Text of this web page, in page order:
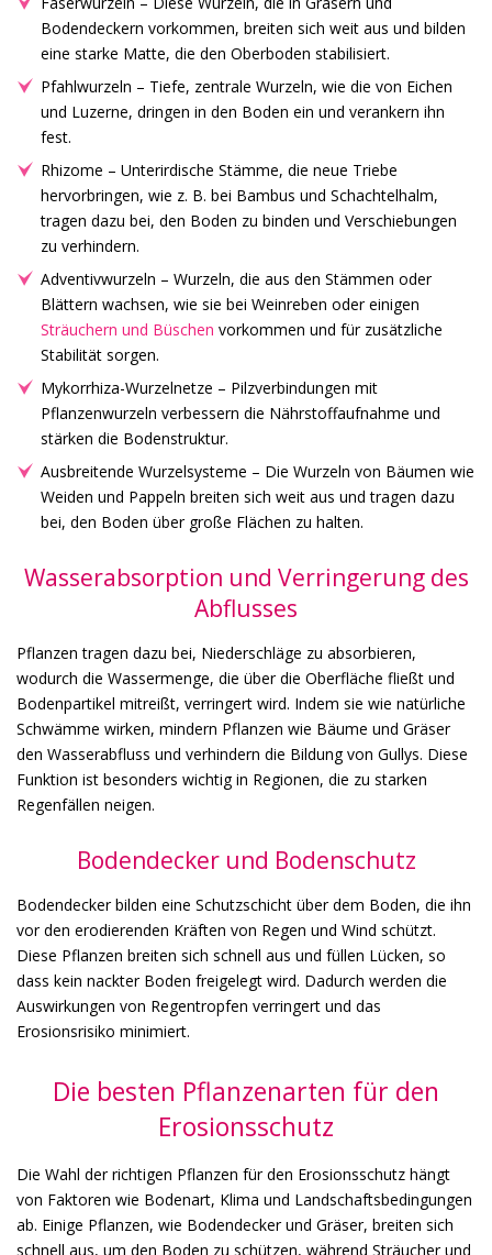
Bodendeckern vorkommen, breiten sich weit aus und bilden
eine starke Matte, die den Oberboden stabilisiert.
Pfahlwurzeln – Tiefe, zentrale Wurzeln, wie die von Eichen
und Luzerne, dringen in den Boden ein und verankern ihn
fest.
Rhizome – Unterirdische Stämme, die neue Triebe
hervorbringen, wie z. B. bei Bambus und Schachtelhalm,
tragen dazu bei, den Boden zu binden und Verschiebungen
zu verhindern.
Adventivwurzeln – Wurzeln, die aus den Stämmen oder
Blättern wachsen, wie sie bei Weinreben oder einigen
Sträuchern und Büschen vorkommen und für zusätzliche
Stabilität sorgen.
Mykorrhiza-Wurzelnetze – Pilzverbindungen mit
Pflanzenwurzeln verbessern die Nährstoffaufnahme und
stärken die Bodenstruktur.
Ausbreitende Wurzelsysteme – Die Wurzeln von Bäumen wie
Weiden und Pappeln breiten sich weit aus und tragen dazu
bei, den Boden über große Flächen zu halten.
Wasserabsorption und Verringerung des
Abflusses
Pflanzen tragen dazu bei, Niederschläge zu absorbieren,
wodurch die Wassermenge, die über die Oberfläche fließt und
Bodenpartikel mitreißt, verringert wird. Indem sie wie natürliche
Schwämme wirken, mindern Pflanzen wie Bäume und Gräser
den Wasserabfluss und verhindern die Bildung von Gullys. Diese
Funktion ist besonders wichtig in Regionen, die zu starken
Regenfällen neigen.
Bodendecker und Bodenschutz
Bodendecker bilden eine Schutzschicht über dem Boden, die ihn
vor den erodierenden Kräften von Regen und Wind schützt.
Diese Pflanzen breiten sich schnell aus und füllen Lücken, so
dass kein nackter Boden freigelegt wird. Dadurch werden die
Auswirkungen von Regentropfen verringert und das
Erosionsrisiko minimiert.
Die besten Pflanzenarten für den
Erosionsschutz
Die Wahl der richtigen Pflanzen für den Erosionsschutz hängt
von Faktoren wie Bodenart, Klima und Landschaftsbedingungen
ab. Einige Pflanzen, wie Bodendecker und Gräser, breiten sich
schnell aus, um den Boden zu schützen, während Sträucher und